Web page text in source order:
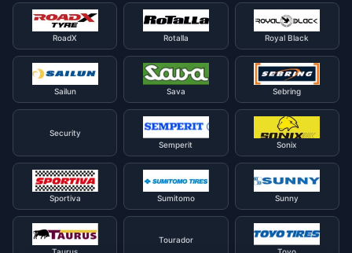
RoadX Rotalla Royal Black
Sailun Sava Sebring
Security
Semperit
Sonix
Sportiva Sumitomo Sunny
Tourador